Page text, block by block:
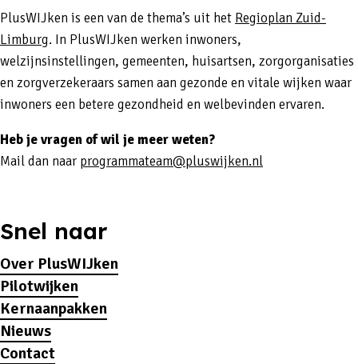
PlusWIJken is een van de thema’s uit het Regioplan Zuid-
Limburg. In PlusWIJken werken inwoners,
welzijnsinstellingen, gemeenten, huisartsen, zorgorganisaties
en zorgverzekeraars samen aan gezonde en vitale wijken waar
inwoners een betere gezondheid en welbevinden ervaren.
Heb je vragen of wil je meer weten?
Mail dan naar programmateam@pluswijken.nl
Snel naar
Over PlusWIJken
Pilotwijken
Kernaanpakken
Nieuws
Contact